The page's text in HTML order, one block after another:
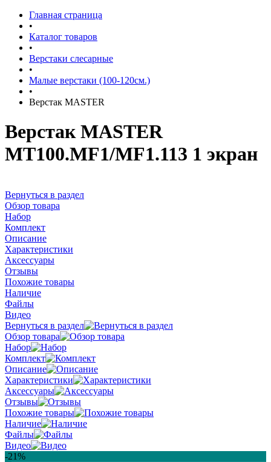
Главная страница
•
Каталог товаров
•
Верстаки слесарные
•
Малые верстаки (100-120см.)
•
Верстак MASTER
Верстак MASTER
MT100.MF1/MF1.113 1 экран
Вернуться в раздел
Обзор товара
Набор
Комплект
Описание
Характеристики
Аксессуары
Отзывы
Похожие товары
Наличие
Файлы
Видео
Вернуться в раздел
Обзор товара
Набор
Комплект
Описание
Характеристики
Аксессуары
Отзывы
Похожие товары
Наличие
Файлы
Видео
-21%